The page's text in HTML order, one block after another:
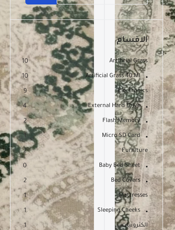
الاقسام
Artificial Grass
10
Artificial Grass 40 Ml
10
Electronics
9
External Hard Drive
4
Flash Memory
2
Micro SD Card
1
Furniture
2
Baby Bed Sheet
0
Bed Covers
2
Mattresses
1
Sleeping Cheeks
1
الكترونيات 1